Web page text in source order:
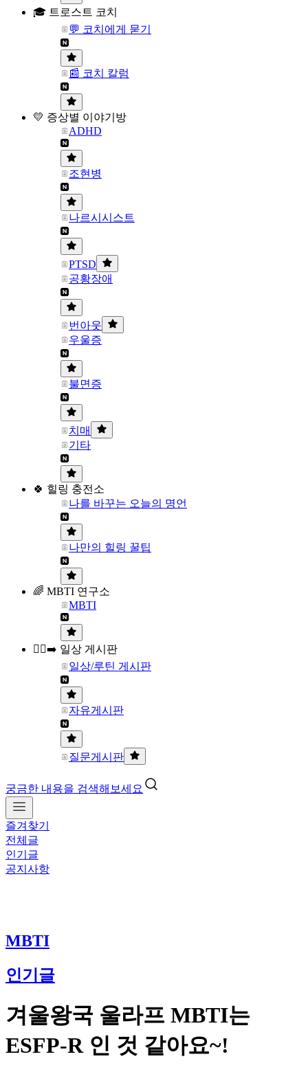
🎓 트로스트 코치
💬 코치에게 묻기
📰 코치 칼럼
💛 증상별 이야기방
ADHD
조현병
나르시시스트
PTSD
공황장애
번아웃
우울증
불면증
치매
기타
🍀 힐링 충전소
나를 바꾸는 오늘의 명언
나만의 힐링 꿀팁
🌈 MBTI 연구소
MBTI
🏃‍♀️‍➡️ 일상 게시판
일상/루틴 게시판
자유게시판
질문게시판
궁금한 내용을 검색해보세요
즐겨찾기
전체글
인기글
공지사항
MBTI
인기글
겨울왕국 울라프 MBTI는
ESFP-R 인 것 같아요~!